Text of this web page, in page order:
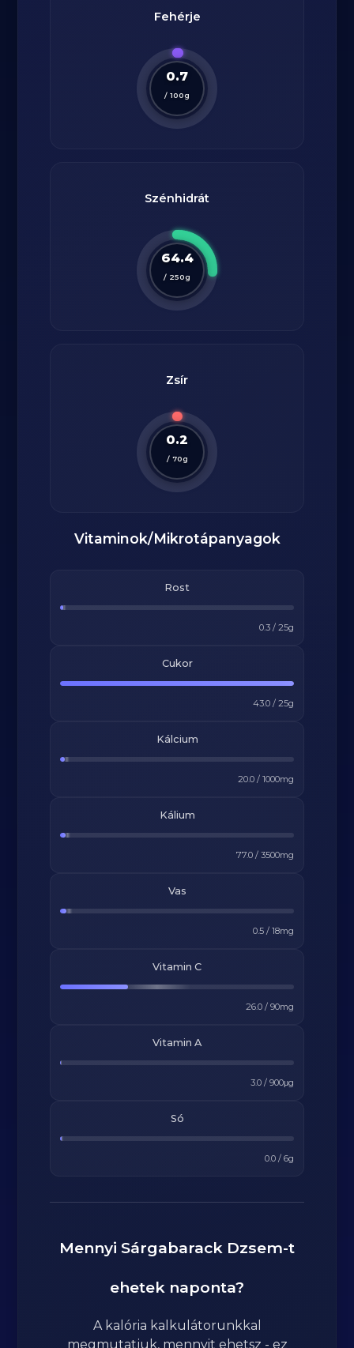
Fehérje
0.7
/ 100g
Szénhidrát
64.4
/ 250g
Zsír
0.2
/ 70g
Vitaminok/Mikrotápanyagok
Rost
0.3/ 25g
Cukor
43.0/ 25g
Kálcium
20.0/ 1000mg
Kálium
77.0/ 3500mg
Vas
0.5/ 18mg
Vitamin C
26.0/ 90mg
Vitamin A
3.0/ 900μg
Só
0.0/ 6g
Mennyi Sárgabarack Dzsem-t
ehetek naponta?
A kalória kalkulátorunkkal
megmutatjuk, mennyit ehetsz - ez